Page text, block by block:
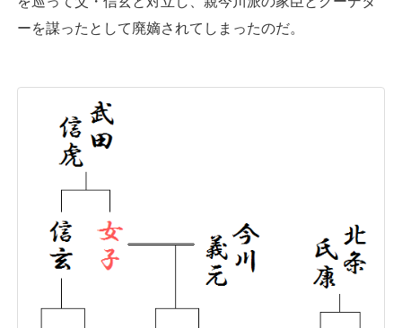
ーを謀ったとして廃嫡されてしまったのだ。